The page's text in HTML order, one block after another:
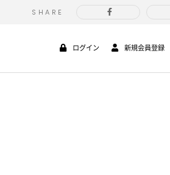
SHARE
ログイン 新規会員登録